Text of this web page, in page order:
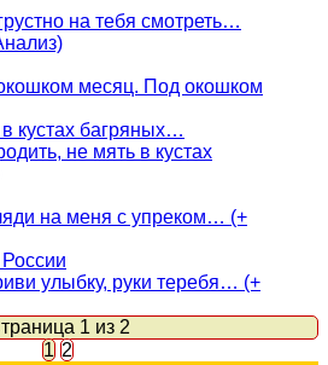
на тебя смотреть…
месяц. Под окошком
не мять в кустах
на меня с упреком… (+
улыбку, руки теребя… (+
1 из 2
1 2